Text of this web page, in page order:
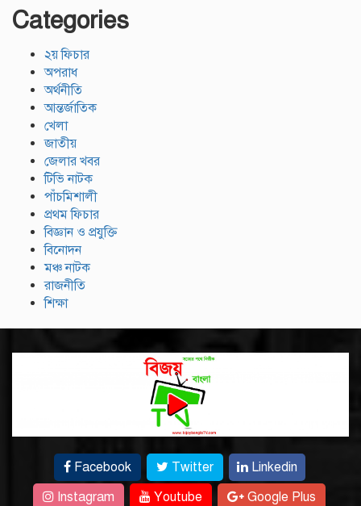
Categories
২য় ফিচার
অপরাধ
অর্থনীতি
আন্তর্জাতিক
খেলা
জাতীয়
জেলার খবর
টিভি নাটক
পাঁচমিশালী
প্রথম ফিচার
বিজ্ঞান ও প্রযুক্তি
বিনোদন
মঞ্চ নাটক
রাজনীতি
শিক্ষা
Facebook Twitter
Linkedin
Instagram
Youtube Google Plus